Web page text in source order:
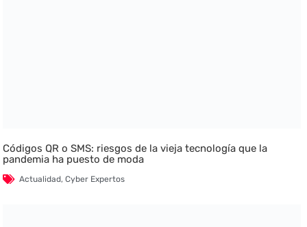
Códigos QR o SMS: riesgos de la vieja tecnología que la
pandemia ha puesto de moda
Actualidad,Cyber Expertos